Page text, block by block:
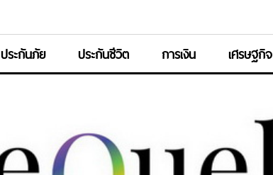
ประกันภัย ประกันชีวิต การเงิน เศรษฐกิจ